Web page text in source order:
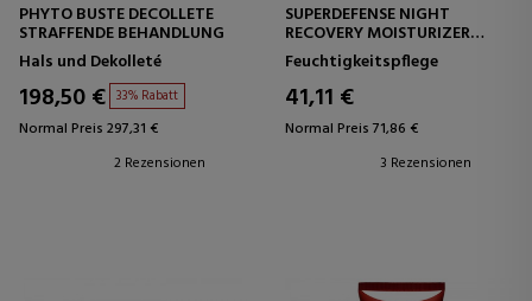
PHYTO BUSTE DECOLLETE
STRAFFENDE BEHANDLUNG
Hals und Dekolleté
198,50 € 33% Rabatt
Normal Preis 297,31 €
2 Rezensionen
SUPERDEFENSE NIGHT
RECOVERY MOISTURIZER
NACHTFEUCHTIGKEITSCREME
Feuchtigkeitspflege
41,11 €
Normal Preis 71,86 €
3 Rezensionen